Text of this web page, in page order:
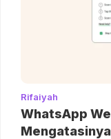
Rifaiyah
WhatsApp